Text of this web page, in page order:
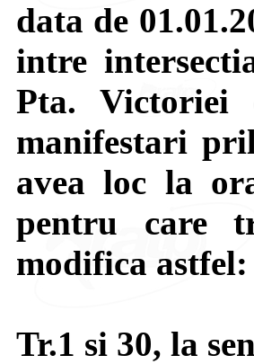
data de
intre
Pta. Victoriei
manifestari
avea loc la
pentru care
modifica astfel:
Tr.1 si 30, la